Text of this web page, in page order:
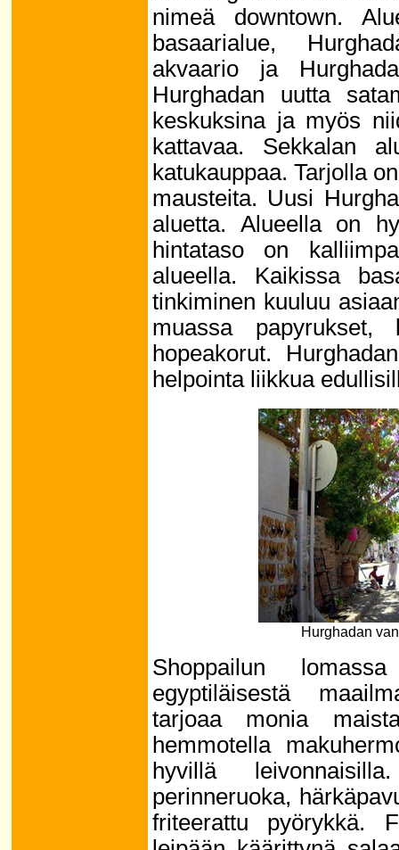
nimeä downtown.
basaarialue,
akvaario ja
Hurghadan uutta
keskuksina ja myös
kattavaa. Sekkalan
katukauppaa. Tarjolla
mausteita. Uusi
aluetta. Alueella on
hintataso on
alueella. Kaikissa
tinkiminen kuuluu
muassa
hopeakorut.
helpointa liikkua
Hurghadan
Shoppailun
egyptiläisestä
tarjoaa monia
hemmotella
hyvillä
perinneruoka,
friteerattu pyörykkä.